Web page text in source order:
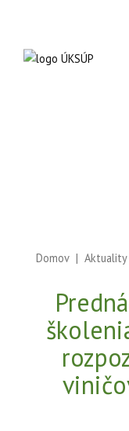
Domov Aktuality